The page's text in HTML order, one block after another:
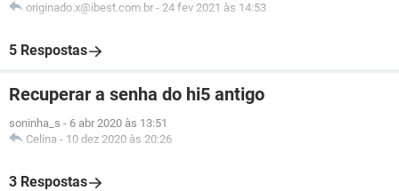
originado.x@ibest.com.br - 24 fev 2021 às 14:53
5 Respostas
Recuperar a senha do hi5 antigo
soninha_s - 6 abr 2020 às 13:51
Celina - 10 dez 2020 às 20:26
3 Respostas